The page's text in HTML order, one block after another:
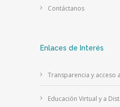
Contáctanos
Enlaces de Interés
Transparencia y acceso
Educación Virtual y a